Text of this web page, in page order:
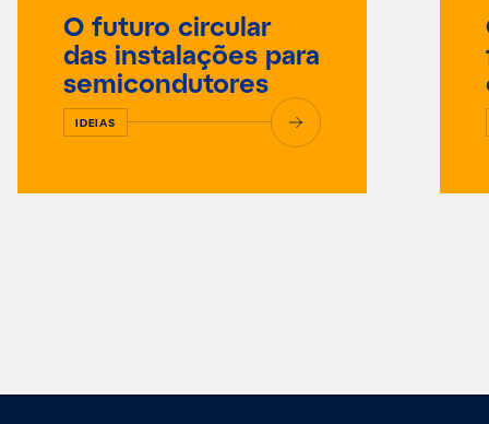
O futuro circular
das instalações para
semicondutores
IDEIAS